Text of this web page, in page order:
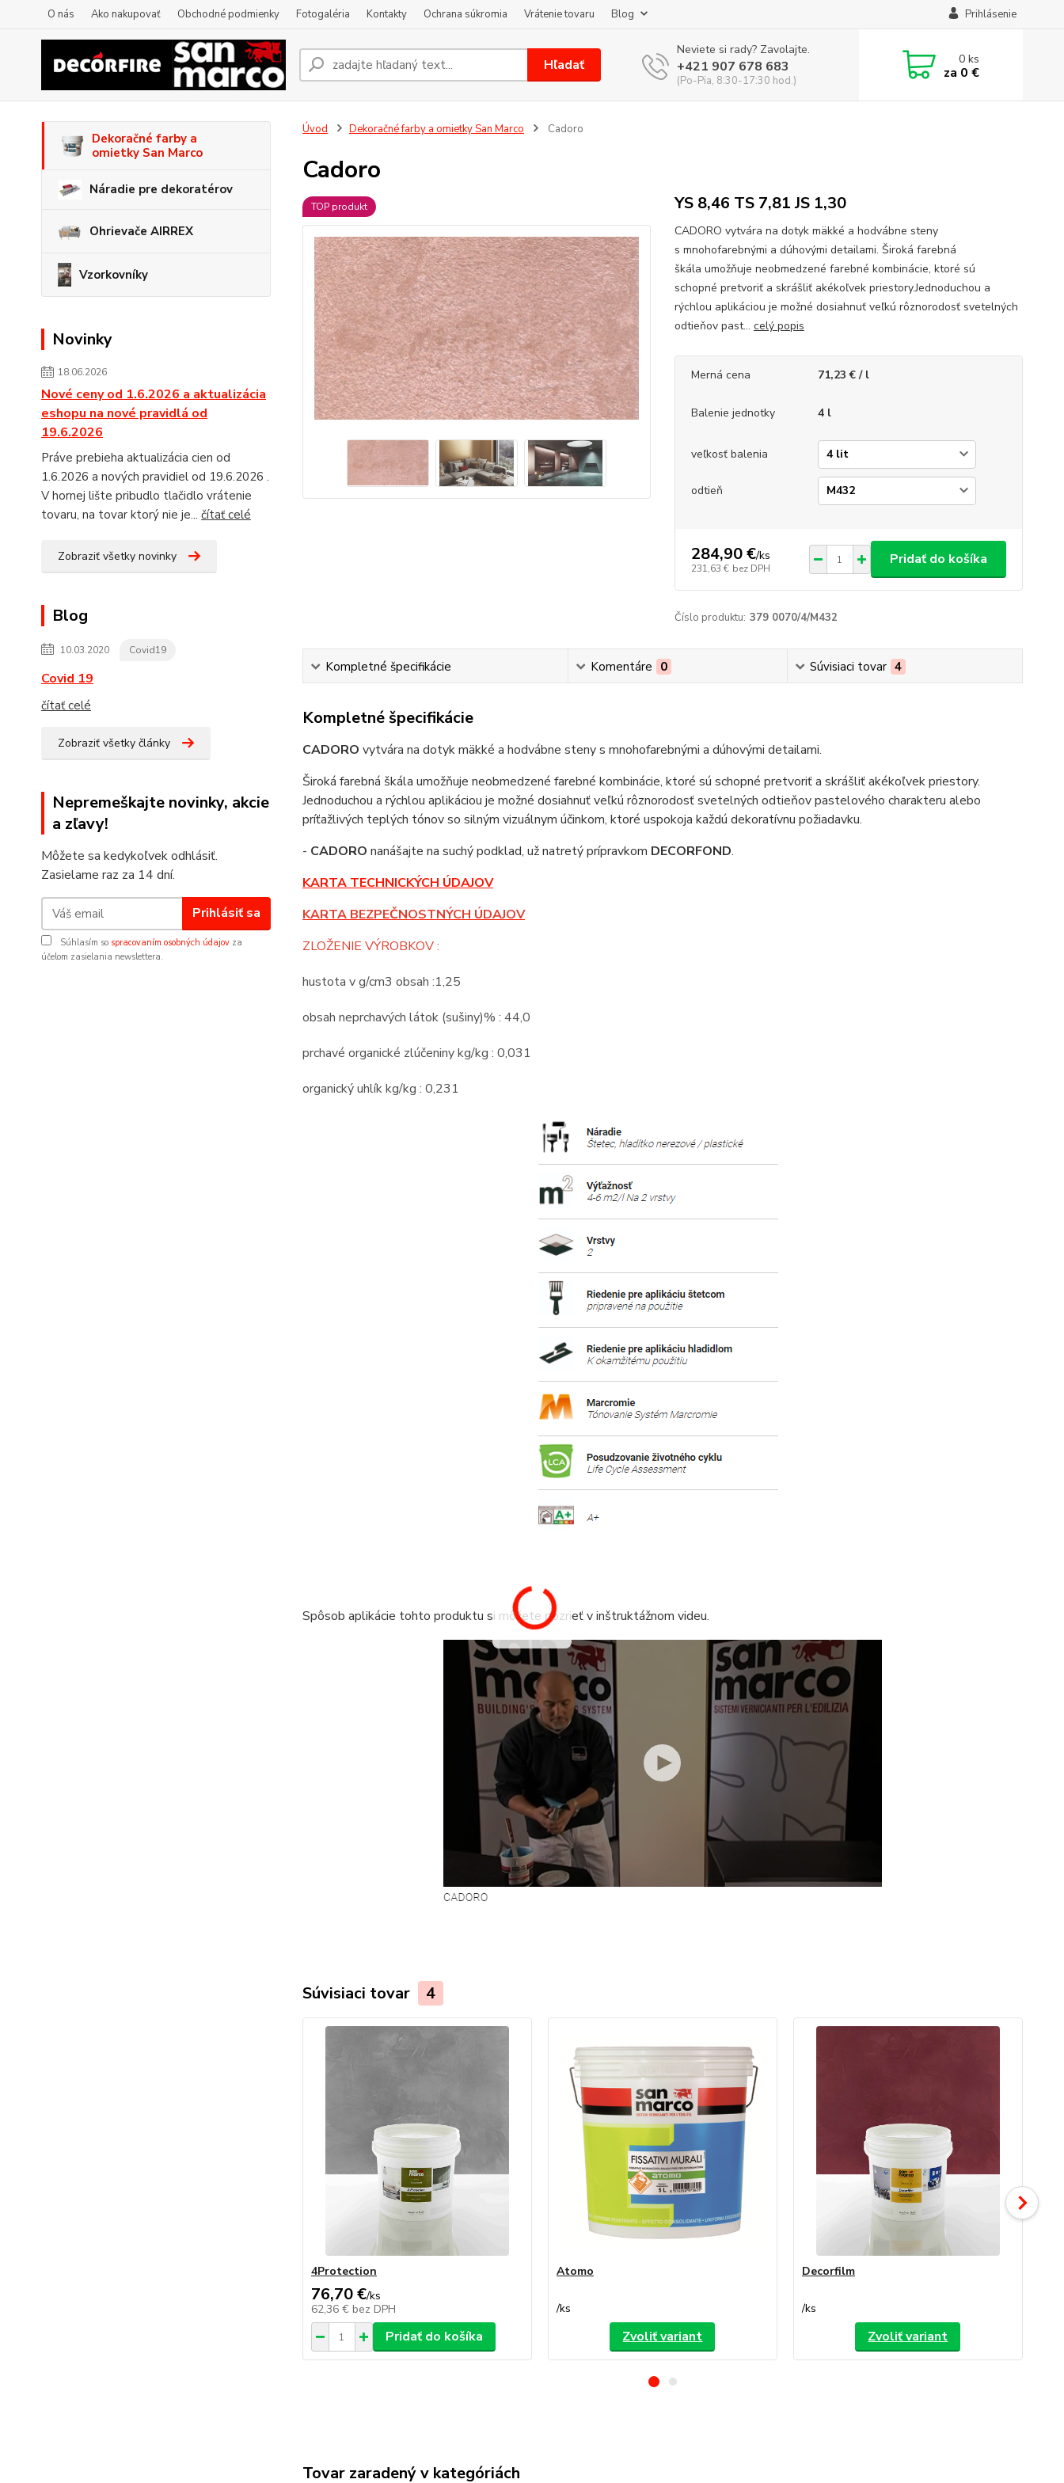
O nás Ako nakupovať Obchodné podmienky Fotogaléria Kontakty Ochrana súkromia Vrátenie tovaru Blog Prihlásenie
Hľadať
Neviete si rady? Zavolajte.
+421 907 678 683
(Po-Pia, 8:30-17:30 hod.)
0ks
za 0 €
Dekoračné farby a
omietky San Marco
Náradie pre dekoratérov
Ohrievače AIRREX
Vzorkovníky
Novinky
18.06.2026
Nové ceny od 1.6.2026 a aktualizácia
eshopu na nové pravidlá od
19.6.2026
Práve prebieha aktualizácia cien od
1.6.2026 a nových pravidiel od 19.6.2026 .
V hornej lište pribudlo tlačidlo vrátenie
tovaru, na tovar ktorý nie je... čítať celé
Zobraziť všetky novinky
Blog
10.03.2020 Covid19
Covid 19
čítať celé
Zobraziť všetky články
Nepremeškajte novinky, akcie
a zľavy!
Môžete sa kedykoľvek odhlásiť.
Zasielame raz za 14 dní.
Prihlásiť sa
Súhlasím so spracovaním osobných údajov za
účelom zasielania newslettera.
Úvod Dekoračné farby a omietky San Marco Cadoro
Cadoro
TOP produkt YS 8,46 TS 7,81 JS 1,30
CADORO vytvára na dotyk mäkké a hodvábne steny
s mnohofarebnými a dúhovými detailami. Široká farebná
škála umožňuje neobmedzené farebné kombinácie, ktoré sú
schopné pretvoriť a skrášliť akékoľvek priestory.Jednoduchou a
rýchlou aplikáciou je možné dosiahnuť veľkú rôznorodosť svetelných
odtieňov past... celý popis
Merná cena 71,23 € / l
Balenie jednotky 4 l
veľkosť balenia
odtieň
284,90 €/ks
231,63 € bez DPH
Pridať do košíka
Číslo produktu: 379 0070/4/M432
Kompletné špecifikácie Komentáre 0 Súvisiaci tovar 4
Kompletné špecifikácie
CADORO vytvára na dotyk mäkké a hodvábne steny s mnohofarebnými a dúhovými detailami.
Široká farebná škála umožňuje neobmedzené farebné kombinácie, ktoré sú schopné pretvoriť a skrášliť akékoľvek priestory.
Jednoduchou a rýchlou aplikáciou je možné dosiahnuť veľkú rôznorodosť svetelných odtieňov pastelového charakteru alebo
príťažlivých teplých tónov so silným vizuálnym účinkom, ktoré uspokoja každú dekoratívnu požiadavku.
- CADORO nanášajte na suchý podklad, už natretý prípravkom DECORFOND.
KARTA TECHNICKÝCH ÚDAJOV
KARTA BEZPEČNOSTNÝCH ÚDAJOV
ZLOŽENIE VÝROBKOV :
hustota v g/cm3 obsah :1,25
obsah neprchavých látok (sušiny)% : 44,0
prchavé organické zlúčeniny kg/kg : 0,031
organický uhlík kg/kg : 0,231
Spôsob aplikácie tohto produktu si môžete pozrieť v inštruktážnom videu.
Súvisiaci tovar 4
4Protection
76,70 €/ks
62,36 € bez DPH
Pridať do košíka
Atomo
/ks
Zvoliť variant
Decorfilm
/ks
Zvoliť variant
Tovar zaradený v kategóriách